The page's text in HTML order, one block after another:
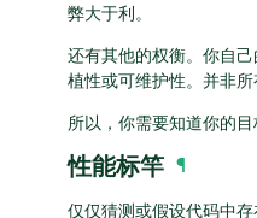
弊大于利。
还有其他的权衡。你自
植性或可维护性。并非所
所以，你需要知道你的
性能标竿 ¶
仅仅猜测或假设代码中存